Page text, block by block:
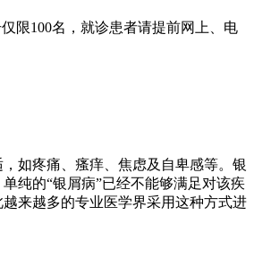
限100名，就诊患者请提前网上、电
如疼痛、瘙痒、焦虑及自卑感等。银
纯的“银屑病”已经不能够满足对该疾
来越多的专业医学界采用这种方式进